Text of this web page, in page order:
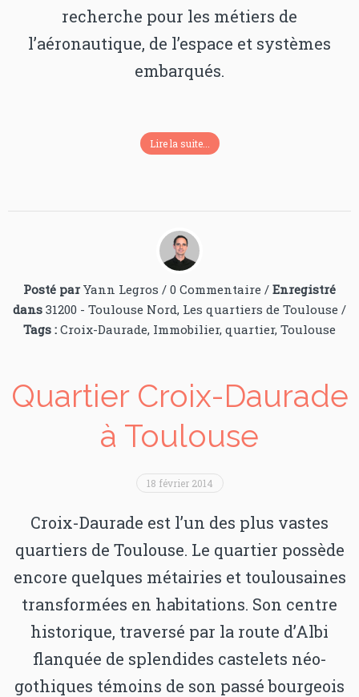
recherche pour les métiers de
l’aéronautique, de l’espace et systèmes
embarqués.
Lire la suite...
Posté par Yann Legros / 0 Commentaire / Enregistré
dans 31200 - Toulouse Nord, Les quartiers de Toulouse /
Tags : Croix-Daurade, Immobilier, quartier, Toulouse
Quartier Croix-Daurade
à Toulouse
18 février 2014
Croix-Daurade est l’un des plus vastes
quartiers de Toulouse. Le quartier possède
encore quelques métairies et toulousaines
transformées en habitations. Son centre
historique, traversé par la route d’Albi
flanquée de splendides castelets néo-
gothiques témoins de son passé bourgeois